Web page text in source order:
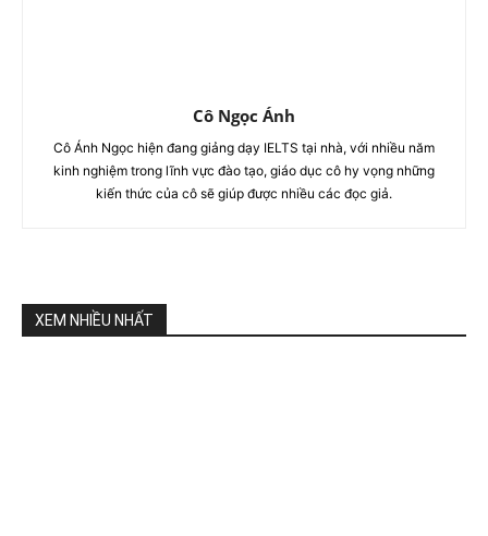
Cô Ngọc Ánh
Cô Ánh Ngọc hiện đang giảng dạy IELTS tại nhà, với nhiều năm
kinh nghiệm trong lĩnh vực đào tạo, giáo dục cô hy vọng những
kiến thức của cô sẽ giúp được nhiều các đọc giả.
XEM NHIỀU NHẤT